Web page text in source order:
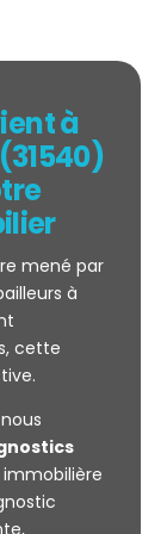
à
mené par
à
cette